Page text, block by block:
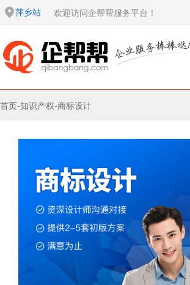
萍乡站 欢迎访问企帮帮服务平台！
首页-知识产权-商标设计